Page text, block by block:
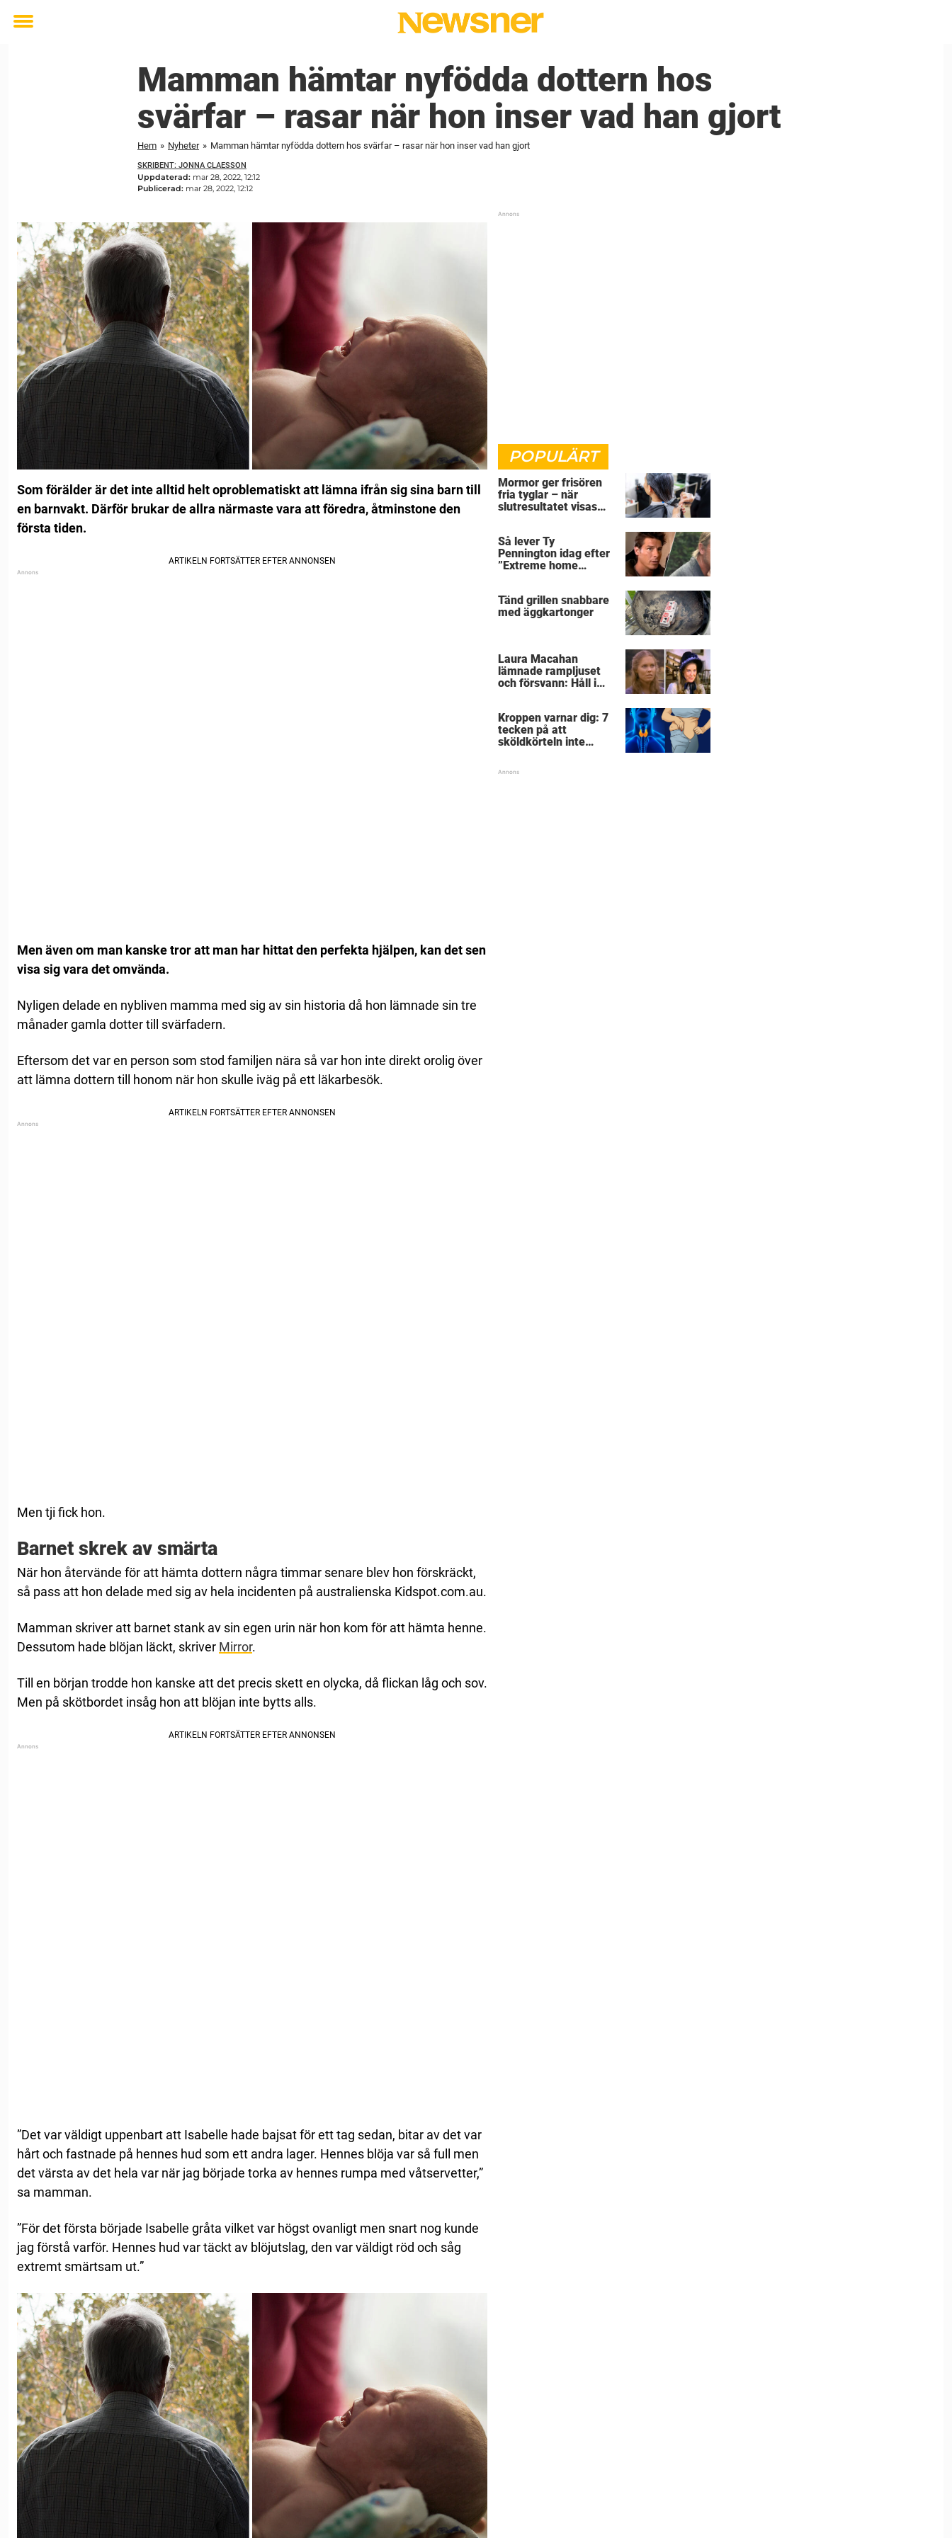
Toggle
Mamman hämtar nyfödda dottern hos
svärfar – rasar när hon inser vad han gjort
Hem » Nyheter » Mamman hämtar nyfödda dottern hos svärfar – rasar när hon inser vad han gjort
SKRIBENT: JONNA CLAESSON
Uppdaterad: mar 28, 2022, 12:12
Publicerad: mar 28, 2022, 12:12
Som förälder är det inte alltid helt oproblematiskt att lämna ifrån sig sina barn till
en barnvakt. Därför brukar de allra närmaste vara att föredra, åtminstone den
första tiden.
Men även om man kanske tror att man har hittat den perfekta hjälpen, kan det sen
visa sig vara det omvända.
Nyligen delade en nybliven mamma med sig av sin historia då hon lämnade sin tre
månader gamla dotter till svärfadern.
Eftersom det var en person som stod familjen nära så var hon inte direkt orolig över
att lämna dottern till honom när hon skulle iväg på ett läkarbesök.
Men tji fick hon.
Barnet skrek av smärta
När hon återvände för att hämta dottern några timmar senare blev hon förskräckt,
så pass att hon delade med sig av hela incidenten på australienska Kidspot.com.au.
Mamman skriver att barnet stank av sin egen urin när hon kom för att hämta henne.
Dessutom hade blöjan läckt, skriver Mirror.
Till en början trodde hon kanske att det precis skett en olycka, då flickan låg och sov.
Men på skötbordet insåg hon att blöjan inte bytts alls.
”Det var väldigt uppenbart att Isabelle hade bajsat för ett tag sedan, bitar av det var
hårt och fastnade på hennes hud som ett andra lager. Hennes blöja var så full men
det värsta av det hela var när jag började torka av hennes rumpa med våtservetter,”
sa mamman.
”För det första började Isabelle gråta vilket var högst ovanligt men snart nog kunde
jag förstå varför. Hennes hud var täckt av blöjutslag, den var väldigt röd och såg
extremt smärtsam ut.”
POPULÄRT
Mormor ger frisören
fria tyglar – när
slutresultatet visas
Så lever Ty
Pennington idag efter
”Extreme home
Tänd grillen snabbare
med äggkartonger
Laura Macahan
lämnade rampljuset
och försvann: Håll i
senare
Kroppen varnar dig: 7
tecken på att
sköldkörteln inte